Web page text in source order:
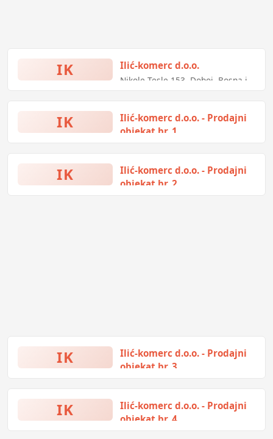
IK Ilić-komerc d.o.o.
Nikole Tesle 153, Doboj, Bosna i
IK
Ilić-komerc d.o.o. - Prodajni
objekat br. 1
IK
Ilić-komerc d.o.o. - Prodajni
objekat br. 2
IK
Ilić-komerc d.o.o. - Prodajni
objekat br. 3
IK
Ilić-komerc d.o.o. - Prodajni
objekat br. 4